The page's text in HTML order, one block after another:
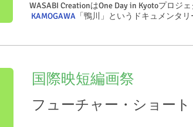
WASABI CreationはOne Day in Kyotoプロジ
KAMOGAWA 「鴨川」というドキュメンタリ
国際映短編画祭
フューチャー・ショー